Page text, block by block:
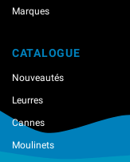
Marques
CATALOGUE
Nouveautés
Leurres
Cannes
Moulinets